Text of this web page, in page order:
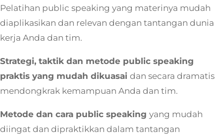
Pelatihan public speaking yang materinya mudah
diaplikasikan dan relevan dengan tantangan dunia
kerja Anda dan tim.
Strategi, taktik dan metode public speaking
praktis yang mudah dikuasai dan secara dramatis
mendongkrak kemampuan Anda dan tim.
Metode dan cara public speaking yang mudah
diingat dan dipraktikkan dalam tantangan